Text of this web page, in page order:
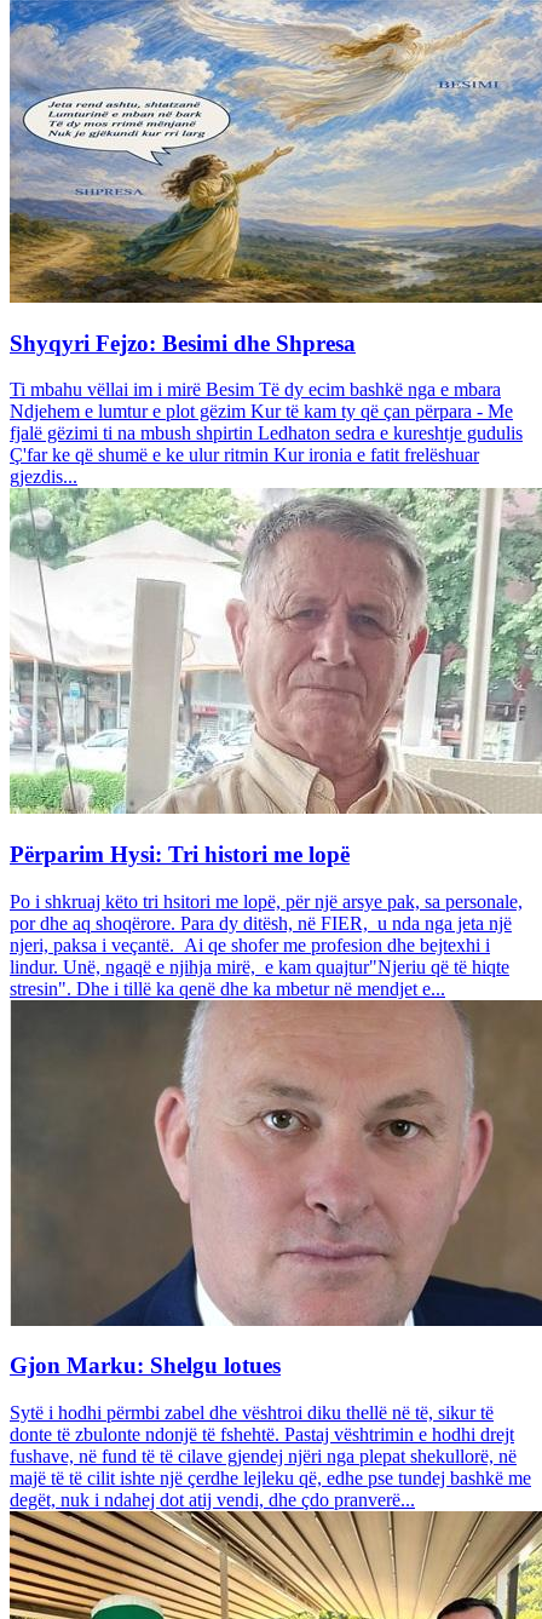
Shyqyri Fejzo: Besimi dhe Shpresa
Ti mbahu vëllai im i mirë Besim Të dy ecim bashkë nga e mbara
Ndjehem e lumtur e plot gëzim Kur të kam ty që çan përpara - Me
fjalë gëzimi ti na mbush shpirtin Ledhaton sedra e kureshtje gudulis
Ç'far ke që shumë e ke ulur ritmin Kur ironia e fatit frelëshuar
gjezdis...
Përparim Hysi: Tri histori me lopë
Po i shkruaj këto tri hsitori me lopë, për një arsye pak, sa personale,
por dhe aq shoqërore. Para dy ditësh, në FIER, u nda nga jeta një
njeri, paksa i veçantë. Ai qe shofer me profesion dhe bejtexhi i
lindur. Unë, ngaqë e njihja mirë, e kam quajtur"Njeriu që të hiqte
stresin". Dhe i tillë ka qenë dhe ka mbetur në mendjet e...
Gjon Marku: Shelgu lotues
Sytë i hodhi përmbi zabel dhe vështroi diku thellë në të, sikur të
donte të zbulonte ndonjë të fshehtë. Pastaj vështrimin e hodhi drejt
fushave, në fund të të cilave gjendej njëri nga plepat shekullorë, në
majë të të cilit ishte një çerdhe lejleku që, edhe pse tundej bashkë me
degët, nuk i ndahej dot atij vendi, dhe çdo pranverë...